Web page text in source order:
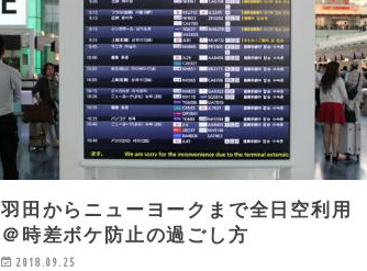
羽田からニューヨークまで全日空利用
＠時差ボケ防止の過ごし方
2018.09.25